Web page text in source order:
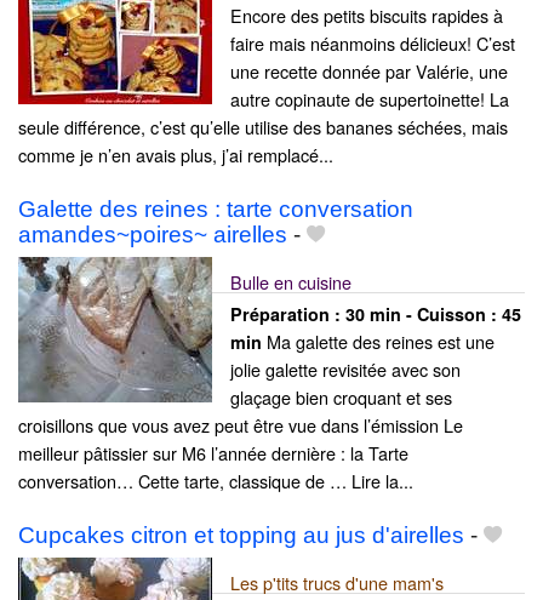
Encore des petits biscuits rapides à
faire mais néanmoins délicieux! C’est
une recette donnée par Valérie, une
autre copinaute de supertoinette! La
seule différence, c’est qu’elle utilise des bananes séchées, mais
comme je n’en avais plus, j’ai remplacé...
Galette des reines : tarte conversation
amandes~poires~ airelles -
Bulle en cuisine
Préparation : 30 min - Cuisson : 45
min Ma galette des reines est une
jolie galette revisitée avec son
glaçage bien croquant et ses
croisillons que vous avez peut être vue dans l’émission Le
meilleur pâtissier sur M6 l’année dernière : la Tarte
conversation… Cette tarte, classique de … Lire la...
Cupcakes citron et topping au jus d'airelles -
Les p'tits trucs d'une mam's